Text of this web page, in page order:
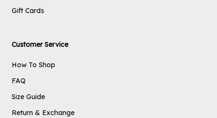
Gift Cards
Customer Service
How To Shop
FAQ
Size Guide
Return & Exchange